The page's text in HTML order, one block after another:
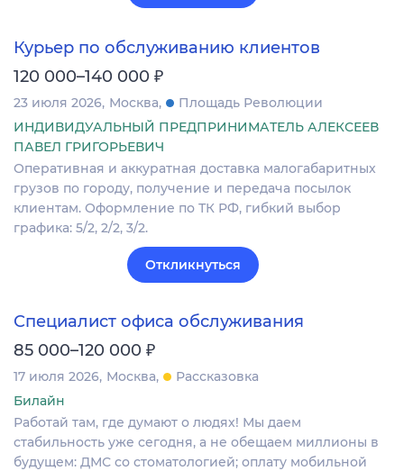
Курьер по обслуживанию клиентов
120 000–140 000 ₽
23 июля 2026 Москва
Площадь Революции
ИНДИВИДУАЛЬНЫЙ ПРЕДПРИНИМАТЕЛЬ АЛЕКСЕЕВ
ПАВЕЛ ГРИГОРЬЕВИЧ
Оперативная и аккуратная доставка малогабаритных
грузов по городу, получение и передача посылок
клиентам. Оформление по ТК РФ, гибкий выбор
графика: 5/2, 2/2, 3/2.
Откликнуться
Специалист офиса обслуживания
85 000–120 000 ₽
17 июля 2026 Москва
Рассказовка
Билайн
Работай там, где думают о людях! Мы даем
стабильность уже сегодня, а не обещаем миллионы в
будущем: ДМС со стоматологией; оплату мобильной